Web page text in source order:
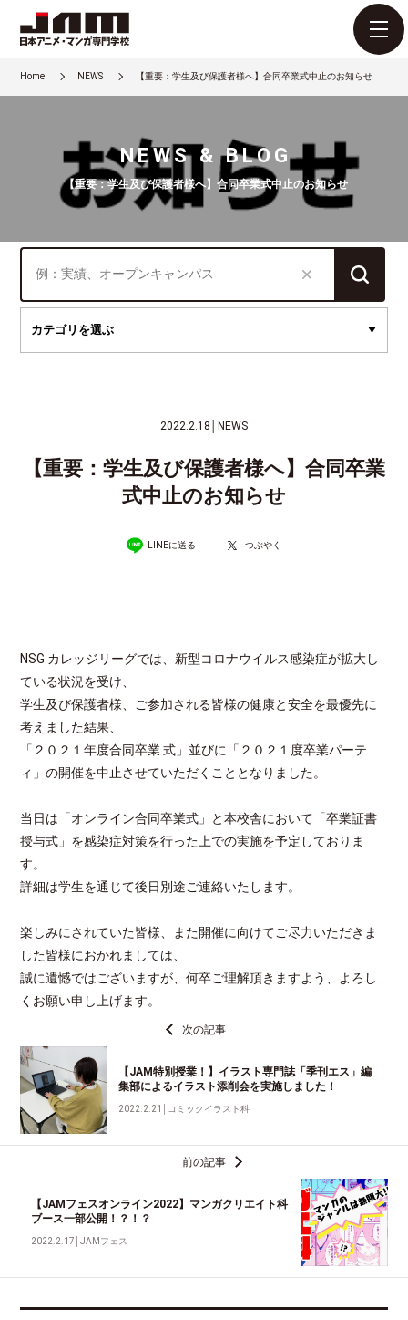
Home NEWS 【重要：学生及び保護者様へ】合同卒業式中止のお知らせ
NEWS & BLOG
【重要：学生及び保護者様へ】合同卒業式中止のお知らせ
2022.2.18 NEWS
【重要：学生及び保護者様へ】合同卒業
式中止のお知らせ
LINEに送る つぶやく
NSG カレッジリーグでは、新型コロナウイルス感染症が拡大し
ている状況を受け、
学生及び保護者様、ご参加される皆様の健康と安全を最優先に
考えました結果、
「２０２１年度合同卒業 式」並びに「２０２１度卒業パーテ
ィ」の開催を中止させていただくこととなりました。
当日は「オンライン合同卒業式」と本校舎において「卒業証書
授与式」を感染症対策を行った上での実施を予定しておりま
す。
詳細は学生を通じて後日別途ご連絡いたします。
楽しみにされていた皆様、また開催に向けてご尽力いただきま
した皆様におかれましては、
誠に遺憾ではございますが、何卒ご理解頂きますよう、よろし
くお願い申し上げます。
次の記事
【JAM特別授業！】イラスト専門誌「季刊エス」編
集部によるイラスト添削会を実施しました！
2022.2.21 コミックイラスト科
前の記事
【JAMフェスオンライン2022】マンガクリエイト科
ブース一部公開！？！？
2022.2.17 │JAMフェス